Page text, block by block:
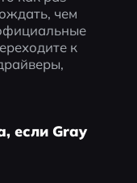
чем
к
если Gray